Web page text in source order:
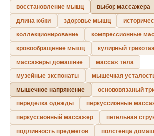
восстановление мышц
выбор массажера
длина юбки
здоровье мышц
коллекционирование
компрессионные
кровообращение мышц
кулирный
массажеры домашние
массаж тела
музейные экспонаты
мышечная
мышечное напряжение
основовязаный
переделка одежды
перкуссионные
перкуссионный массажер
петельная
подлинность предметов
полотенца